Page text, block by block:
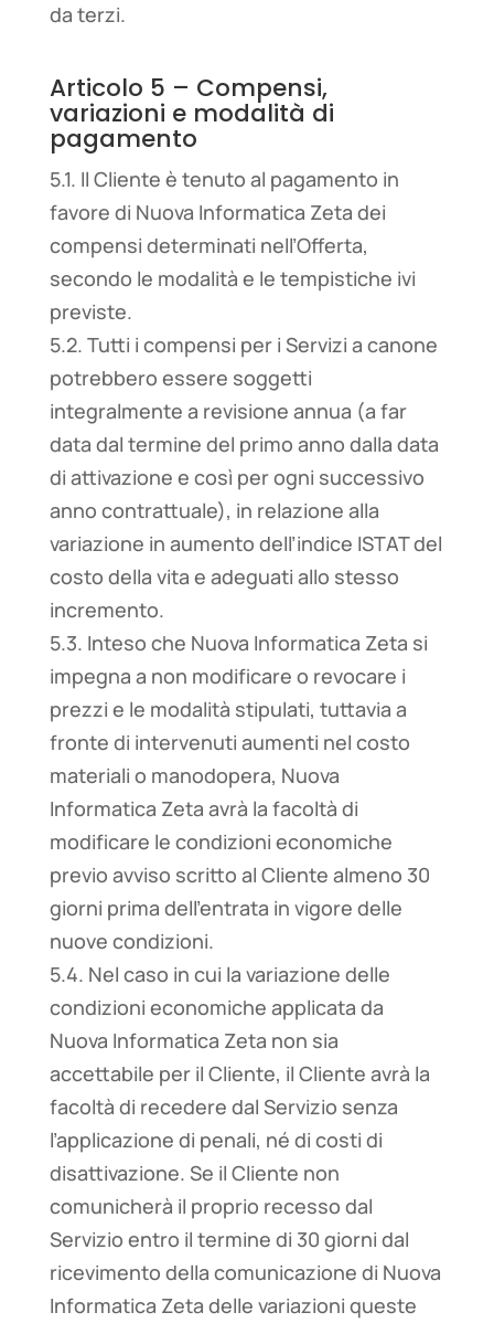
da terzi.
Articolo 5 – Compensi,
variazioni e modalità di
pagamento
5.1. Il Cliente è tenuto al pagamento in
favore di Nuova Informatica Zeta dei
compensi determinati nell’Offerta,
secondo le modalità e le tempistiche ivi
previste.
5.2. Tutti i compensi per i Servizi a canone
potrebbero essere soggetti
integralmente a revisione annua (a far
data dal termine del primo anno dalla data
di attivazione e così per ogni successivo
anno contrattuale), in relazione alla
variazione in aumento dell’indice ISTAT del
costo della vita e adeguati allo stesso
incremento.
5.3. Inteso che Nuova Informatica Zeta si
impegna a non modificare o revocare i
prezzi e le modalità stipulati, tuttavia a
fronte di intervenuti aumenti nel costo
materiali o manodopera, Nuova
Informatica Zeta avrà la facoltà di
modificare le condizioni economiche
previo avviso scritto al Cliente almeno 30
giorni prima dell’entrata in vigore delle
nuove condizioni.
5.4. Nel caso in cui la variazione delle
condizioni economiche applicata da
Nuova Informatica Zeta non sia
accettabile per il Cliente, il Cliente avrà la
facoltà di recedere dal Servizio senza
l’applicazione di penali, né di costi di
disattivazione. Se il Cliente non
comunicherà il proprio recesso dal
Servizio entro il termine di 30 giorni dal
ricevimento della comunicazione di Nuova
Informatica Zeta delle variazioni queste